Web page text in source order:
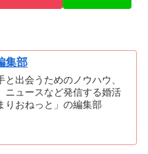
集部
出会うためのノウハウ、
ニュースなど発信する婚活
りおねっと」の編集部